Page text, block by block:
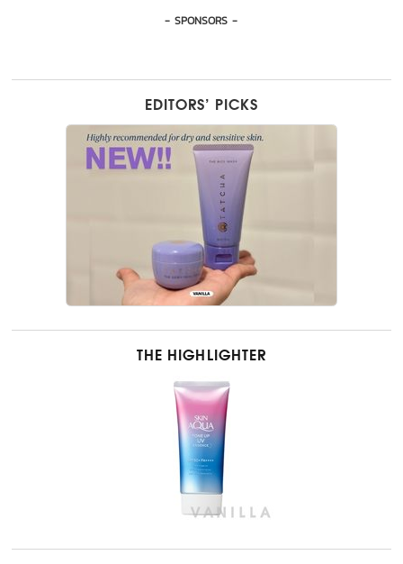
- SPONSORS -
EDITORS’ PICKS
THE HIGHLIGHTER